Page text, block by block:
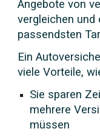
Angebote von
vergleichen und
passendsten
Ein
viele Vorteile,
Sie sparen
mehrere
müssen